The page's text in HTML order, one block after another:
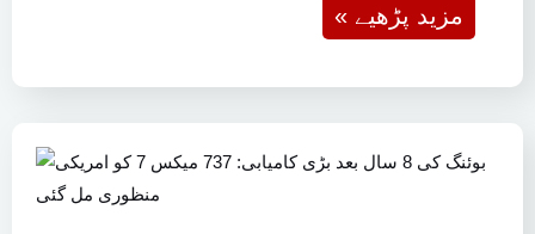
« مزید پڑھیے